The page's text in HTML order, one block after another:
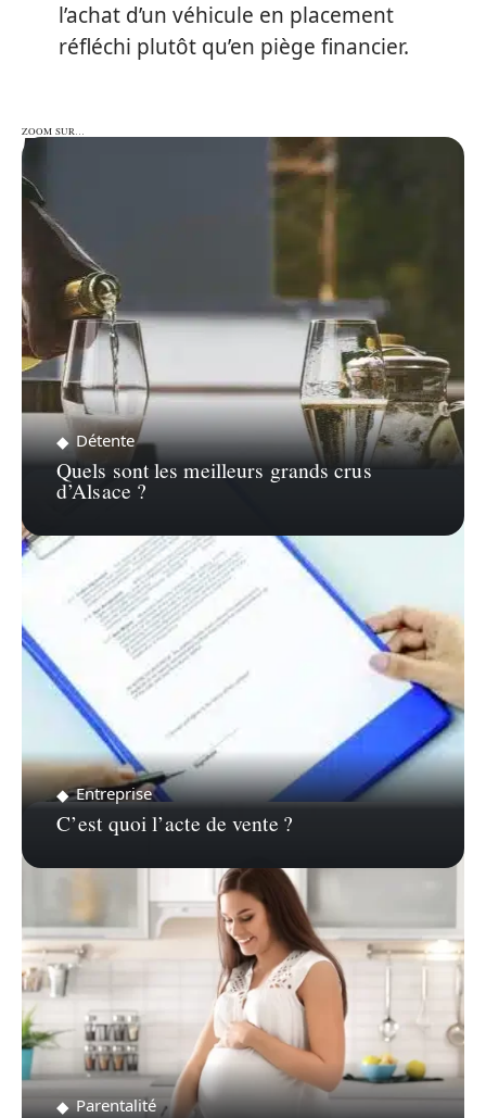
l’achat d’un véhicule en placement
réfléchi plutôt qu’en piège financier.
ZOOM SUR…
ZOOM SUR…
Détente
Quels sont les meilleurs grands crus
d’Alsace ?
Entreprise
C’est quoi l’acte de vente ?
Parentalité